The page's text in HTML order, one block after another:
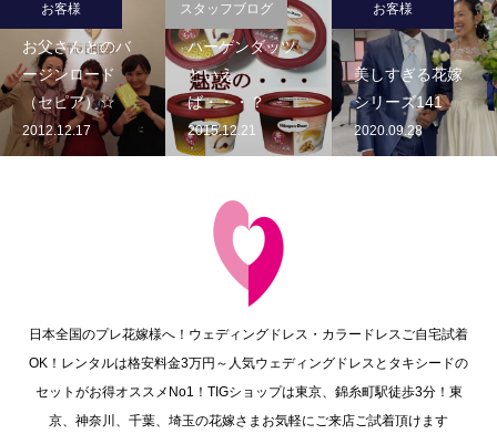
お父さんとのバ
ージンロード
（セピア）☆
2012.12.17
お客様
ハーゲンダッツ
といえ
ば・・・？
2015.12.21
スタッフブログ
美しすぎる花嫁
シリーズ141
2020.09.28
お客様
日本全国のプレ花嫁様へ！ウェディングドレス・カラードレスご自宅試着
OK！レンタルは格安料金3万円～人気ウェディングドレスとタキシードの
セットがお得オススメNo1！TIGショップは東京、錦糸町駅徒歩3分！東
京、神奈川、千葉、埼玉の花嫁さまお気軽にご来店ご試着頂けます